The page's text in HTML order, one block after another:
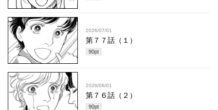
2026/07/01
第７７話（１）
90pt
2026/06/01
第７６話（２）
90pt